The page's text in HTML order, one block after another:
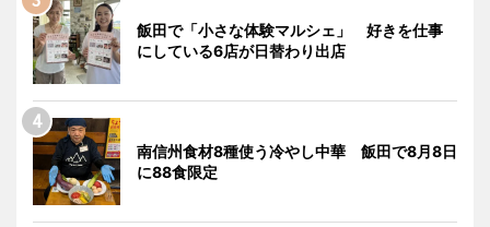
飯田で「小さな体験マルシェ」 好きを仕事
にしている6店が日替わり出店
南信州食材8種使う冷やし中華 飯田で8月8日
に88食限定